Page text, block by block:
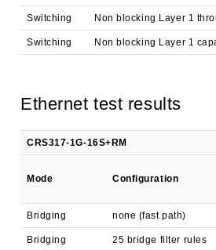
Switching Non blocking Layer 1
Switching Non blocking Layer 1
Ethernet test results
CRS317-1G-16S+RM
Mode Configuration
Bridging none (fast path)
Bridging 25 bridge filter rules